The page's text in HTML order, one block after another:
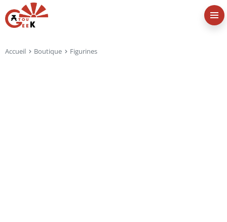
Accueil Boutique Figurines